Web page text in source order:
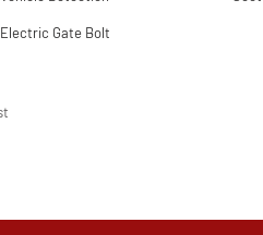
Electric Gate Bolt